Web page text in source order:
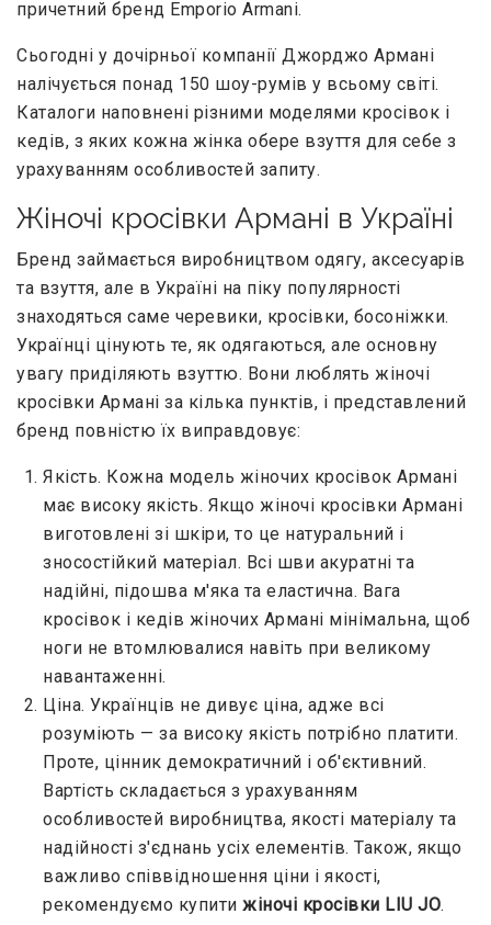
причетний бренд Emporio Armani.
Сьогодні у дочірньої компанії Джорджо Армані
налічується понад 150 шоу-румів у всьому світі.
Каталоги наповнені різними моделями кросівок і
кедів, з яких кожна жінка обере взуття для себе з
урахуванням особливостей запиту.
Жіночі кросівки Армані в Україні
Бренд займається виробництвом одягу, аксесуарів
та взуття, але в Україні на піку популярності
знаходяться саме черевики, кросівки, босоніжки.
Українці цінують те, як одягаються, але основну
увагу приділяють взуттю. Вони люблять жіночі
кросівки Армані за кілька пунктів, і представлений
бренд повністю їх виправдовує:
Якість. Кожна модель жіночих кросівок Армані
має високу якість. Якщо жіночі кросівки Армані
виготовлені зі шкіри, то це натуральний і
зносостійкий матеріал. Всі шви акуратні та
надійні, підошва м'яка та еластична. Вага
кросівок і кедів жіночих Армані мінімальна, щоб
ноги не втомлювалися навіть при великому
навантаженні.
Ціна. Українців не дивує ціна, адже всі
розуміють — за високу якість потрібно платити.
Проте, цінник демократичний і об'єктивний.
Вартість складається з урахуванням
особливостей виробництва, якості матеріалу та
надійності з'єднань усіх елементів. Також, якщо
важливо співвідношення ціни і якості,
рекомендуємо купити жіночі кросівки LIU JO.